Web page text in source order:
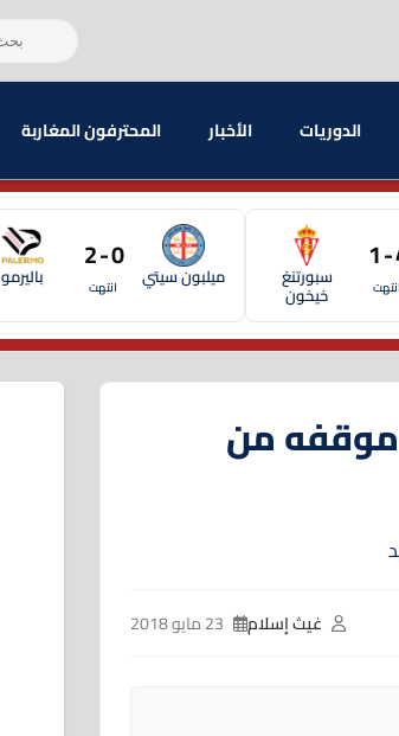
الدوريات الأخبار المحترفون المغاربة
انتهت سبورتنغ
خيخون
ميلبون سيتي 0 - 2
انتهت باليرمو
موقفه من
غيث إسلام